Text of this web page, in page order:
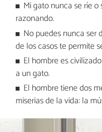
Mi gato nunca se ríe
razonando.
No puedes nunca ser
de los casos te permite
El hombre es
a un gato.
El hombre tiene dos
miserias de la vida: la